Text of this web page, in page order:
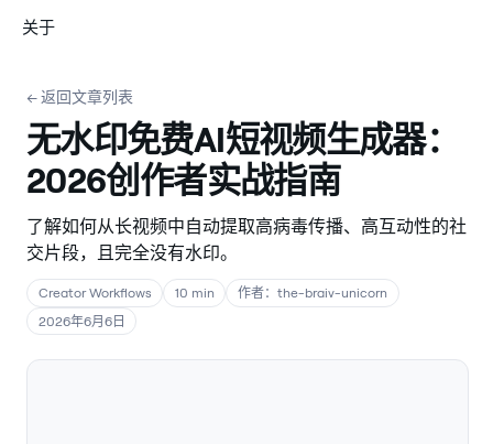
关于
← 返回文章列表
无水印免费AI短视频生成器：
2026创作者实战指南
了解如何从长视频中自动提取高病毒传播、高互动性的社
交片段，且完全没有水印。
Creator Workflows 10 min
作者：the-braiv-unicorn
2026年6月6日